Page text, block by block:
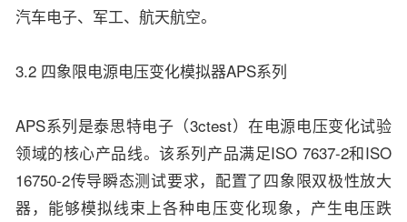
汽车电子、军工、航天航空。
3.2 四象限电源电压变化模拟器APS系列
APS系列是泰思特电子（3ctest）在电源电压变化试验
领域的核心产品线。该系列产品满足ISO 7637-2和ISO
16750-2传导瞬态测试要求，配置了四象限双极性放大
器，能够模拟线束上各种电压变化现象，产生电压跌